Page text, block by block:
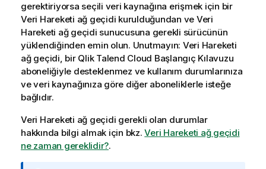
gerektiriyorsa seçili veri kaynağına erişmek için bir
Veri Hareketi ağ geçidi kurulduğundan ve Veri
Hareketi ağ geçidi sunucusuna gerekli sürücünün
yüklendiğinden emin olun. Unutmayın: Veri Hareketi
ağ geçidi, bir Qlik Talend Cloud Başlangıç Kılavuzu
aboneliğiyle desteklenmez ve kullanım durumlarınıza
ve veri kaynağınıza göre diğer aboneliklerle isteğe
bağlıdır.
Veri Hareketi ağ geçidi gerekli olan durumlar
hakkında bilgi almak için bkz.Veri Hareketi ağ geçidi
ne zaman gereklidir?.